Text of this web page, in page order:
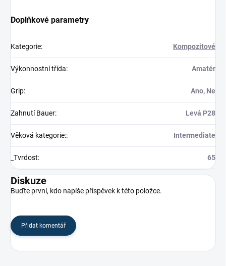
Doplňkové parametry
Kategorie: Kompozitové
Výkonnostní třída: Amatér
Grip: Ano, Ne
Zahnutí Bauer: Levá P28
Věková kategorie:: Intermediate
_Tvrdost: 65
Diskuze
Buďte první, kdo napíše příspěvek k této položce.
Přidat komentář